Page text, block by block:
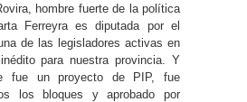
hombre fuerte de la política
Ferreyra es diputada por el
de las legisladores activas en
para nuestra provincia. Y
fue un proyecto de PIP, fue
los bloques y aprobado por